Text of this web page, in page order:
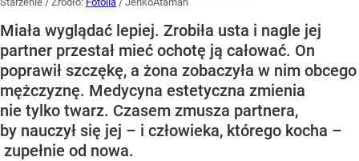
Miała wyglądać lepiej. Zrobiła usta i nagle jej
partner przestał mieć ochotę ją całować. On
poprawił szczękę, a żona zobaczyła w nim obcego
mężczyznę. Medycyna estetyczna zmienia
nie tylko twarz. Czasem zmusza partnera,
by nauczył się jej – i człowieka, którego kocha –
zupełnie od nowa.